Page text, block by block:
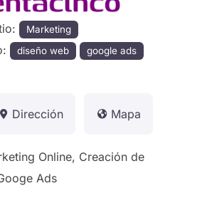
Marketing
diseño web
google ads
Dirección Mapa
Online, Creación de
Ads